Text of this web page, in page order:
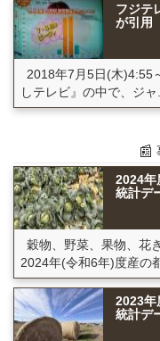
フジテ
が引用
2018年7月5日(木)4:55
しテレビ』の中で、ジャ...
📰
2024年
統計デ
穀物、野菜、果物、花
2024年(令和6年)度産の
2023年
統計デ